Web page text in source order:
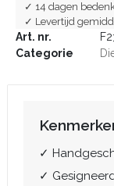
✓ 14 dagen
✓ Levertijd
Art. nr.
Categorie
✓
✓